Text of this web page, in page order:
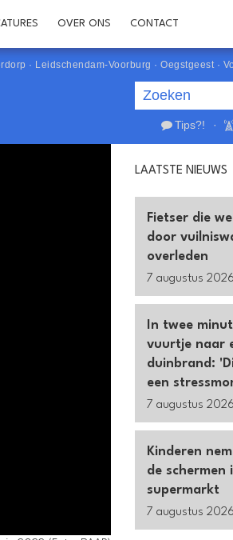
OVER ONS CONTACT
· Leidschendam-Voorburg · Oegstgeest·
Tips?! ·
LAATSTE NIEUWS
Fietser die
door
overleden
7 augustus 2026
In twee
vuurtje naar
duinbrand:
een
7 augustus 2026
Kinderen
de schermen
supermarkt
7 augustus 2026